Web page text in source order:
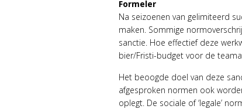
Formeler
Na seizoenen van gelimiteerd
maken. Sommige
sanctie. Hoe effectief deze
bier/Fristi-budget voor de
Het beoogde doel van deze
afgesproken normen ook
oplegt. De sociale of ‘legale’